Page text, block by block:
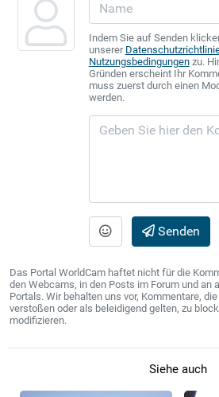
Indem Sie auf Senden
unserer
Nutzungsbedingungenzu.
Gründen erscheint Ihr
muss zuerst durch einen
werden.
Senden
Das Portal WorldCam haftet nicht für die
den Webcams, in den Posts im Forum und an
Portals. Wir behalten uns vor, Kommentare,
verstoßen oder als beleidigend gelten, zu
modifizieren.
Siehe auch